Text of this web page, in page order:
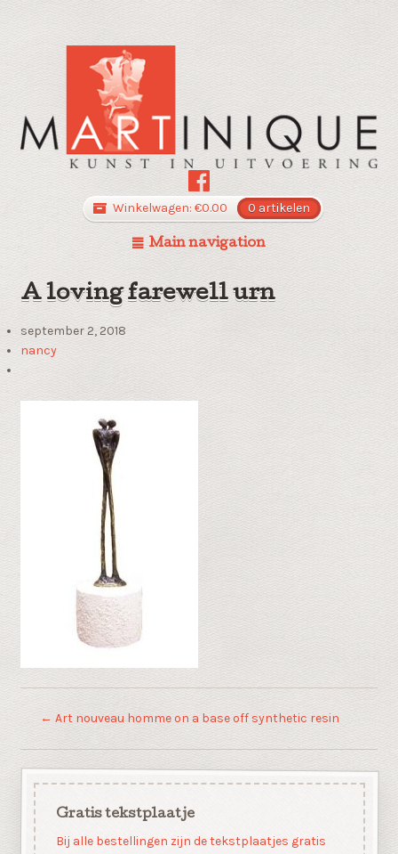
Winkelwagen: €0.00 0 artikelen
Main navigation
A loving farewell urn
september 2, 2018
nancy
← Art nouveau homme on a base off synthetic resin
Gratis tekstplaatje
Bij alle bestellingen zijn de tekstplaatjes gratis